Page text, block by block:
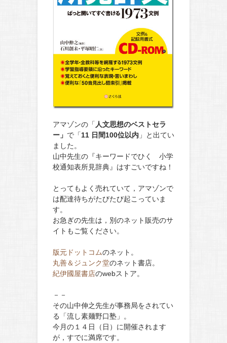
アマゾンの「 人文思想のベストセラ
ー」 で「11 日間100位以内 」と出てい
ました。
山中先生の『キーワードでひく 小学
校通知表所見辞典』はすごいですね！
とってもよく売れていて，アマゾンで
は配達待ちがたびたび起こっていま
す。
お急ぎの先生は，別のネット販売のサ
イトもご覧ください。
版元ドットコムのネット。
丸善＆ジュンク堂のネット書店。
紀伊國屋書店のwebストア。
－－
その山中伸之先生が事務局をされてい
る「流し素麺野口塾」。
今月の１４日（日）に開催されます
が，すでに満席です。